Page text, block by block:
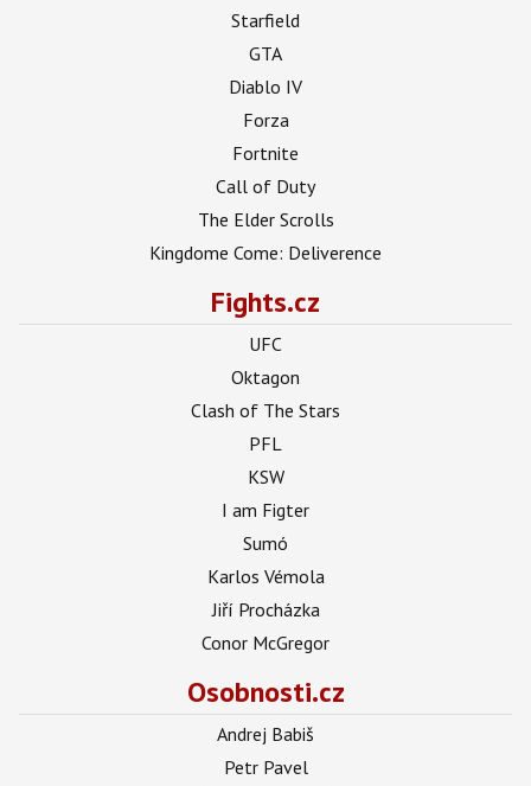
Starfield
GTA
Diablo IV
Forza
Fortnite
Call of Duty
The Elder Scrolls
Kingdome Come: Deliverence
Fights.cz
UFC
Oktagon
Clash of The Stars
PFL
KSW
I am Figter
Sumó
Karlos Vémola
Jiří Procházka
Conor McGregor
Osobnosti.cz
Andrej Babiš
Petr Pavel